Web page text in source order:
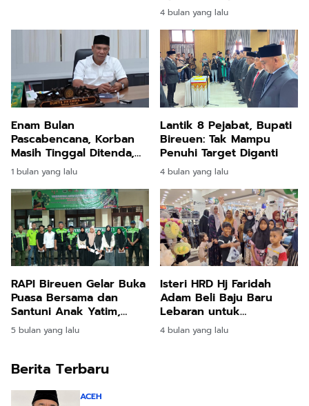
dan Jajarannya
4 bulan yang lalu
Enam Bulan
Pascabencana, Korban
Masih Tinggal Ditenda,
Surya Dharma
Pertanyakan Keseriusan
Bupati Bireuen
1 bulan yang lalu
Lantik 8 Pejabat, Bupati
Bireuen: Tak Mampu
Penuhi Target Diganti
4 bulan yang lalu
RAPI Bireuen Gelar Buka
Puasa Bersama dan
Santuni Anak Yatim,
Pengurus Lokal
Jeunieb–Pandrah
5 bulan yang lalu
Isteri HRD Hj Faridah
Adam Beli Baju Baru
Lebaran untuk
Pengungsi Banjir di
Bireuen
4 bulan yang lalu
Berita Terbaru
ACEH